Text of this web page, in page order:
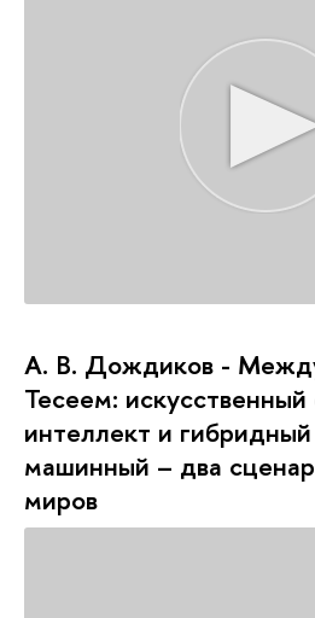
А. В. Дождиков -
Тесеем:
интеллект и
машинный – два
миров